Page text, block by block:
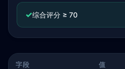
✓综合评分 ≥ 70
字段 值